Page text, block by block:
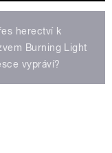
herectví k
Burning Light
vypráví?